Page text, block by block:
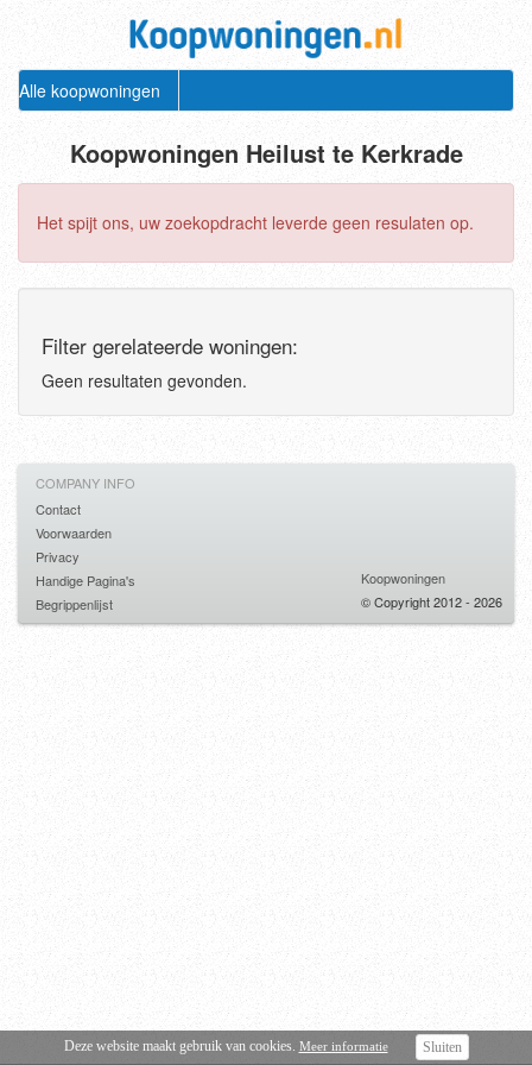
Alle koopwoningen
Koopwoningen Heilust te Kerkrade
Het spijt ons, uw zoekopdracht leverde geen resulaten op.
Filter gerelateerde woningen:
Geen resultaten gevonden.
Deze website maakt gebruik van cookies. Meer informatie Sluiten
COMPANY INFO
Contact
Voorwaarden
Privacy
Handige Pagina's
Begrippenlijst
Koopwoningen
© Copyright 2012 - 2026